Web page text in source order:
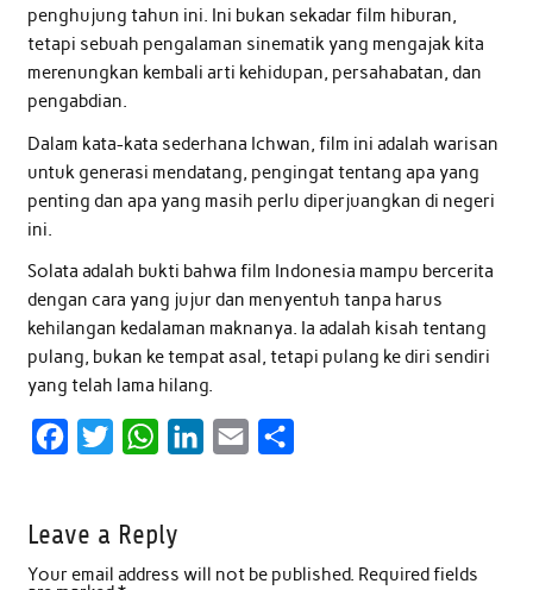
penghujung tahun ini. Ini bukan sekadar film hiburan,
tetapi sebuah pengalaman sinematik yang mengajak kita
merenungkan kembali arti kehidupan, persahabatan, dan
pengabdian.
Dalam kata-kata sederhana Ichwan, film ini adalah warisan
untuk generasi mendatang, pengingat tentang apa yang
penting dan apa yang masih perlu diperjuangkan di negeri
ini.
Solata adalah bukti bahwa film Indonesia mampu bercerita
dengan cara yang jujur dan menyentuh tanpa harus
kehilangan kedalaman maknanya. Ia adalah kisah tentang
pulang, bukan ke tempat asal, tetapi pulang ke diri sendiri
yang telah lama hilang.
e
b
t
W
t
s
e
l
e
Leave a Reply
Your email address will not be published. Required fields